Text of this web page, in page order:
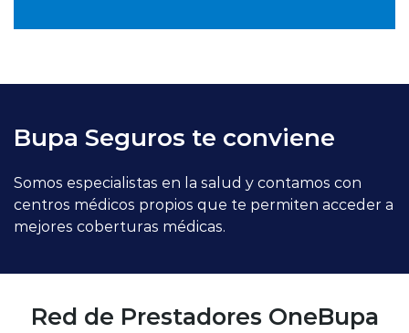
Bupa Seguros te conviene
Somos especialistas en la salud y contamos con
centros médicos propios que te permiten acceder a
mejores coberturas médicas.
Red de Prestadores OneBupa